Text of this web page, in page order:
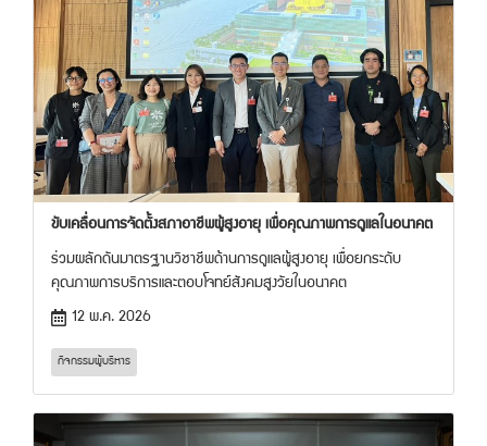
ขับเคลื่อนการจัดตั้งสภาอาชีพผู้สูงอายุ เพื่อคุณภาพการดูแลในอนาคต
ร่วมผลักดันมาตรฐานวิชาชีพด้านการดูแลผู้สูงอายุ เพื่อยกระดับ
คุณภาพการบริการและตอบโจทย์สังคมสูงวัยในอนาคต
12 พ.ค. 2026
กิจกรรมผู้บริหาร